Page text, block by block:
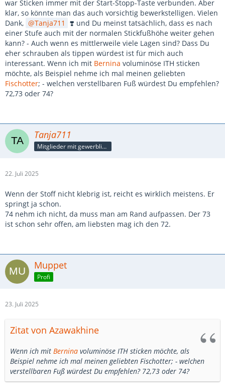
war Sticken immer mit der Start-Stopp-Taste verbunden. Aber
klar, so könnte man das auch vorsichtig bewerkstelligen. Vielen
Dank,
Tanja711
❣️ und Du meinst tatsächlich, dass es nach
einer Stufe auch mit der normalen Stickfußhöhe weiter gehen
kann? - Auch wenn es mittlerweile viele Lagen sind? Dass Du
eher schrauben als tippen würdest ist für mich auch
interessant. Wenn ich mit Bernina voluminöse ITH sticken
möchte, als Beispiel nehme ich mal meinen geliebten
Fischotter; - welchen verstellbaren Fuß würdest Du empfehlen?
72,73 oder 74?
Tanja711
Mitglieder mit gewerblicher Verbindung, auch als Mitarbeiter/in
22. Juli 2025
Wenn der Stoff nicht klebrig ist, reicht es wirklich meistens. Er
springt ja schon.
74 nehm ich nicht, da muss man am Rand aufpassen. Der 73
ist schon sehr offen, am liebsten mag ich den 72.
Muppet
Profi
23. Juli 2025
Zitat von Azawakhine
Wenn ich mit Bernina voluminöse ITH sticken möchte, als
Beispiel nehme ich mal meinen geliebten Fischotter; - welchen
verstellbaren Fuß würdest Du empfehlen? 72,73 oder 74?